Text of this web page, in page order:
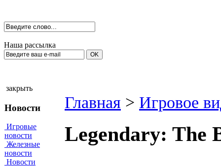
Наша рассылка
закрыть
Новости
Игровые
новости
Железные
новости
Новости
Главная > Игровое
Legendary: The